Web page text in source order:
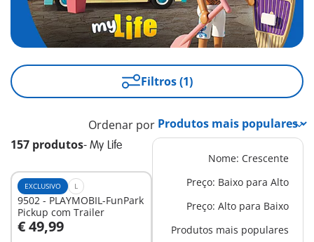
Filtros (1)
157 produtos- My Life
Ordenar por
Nome: Crescente
Preço: Baixo para Alto
Preço: Alto para Baixo
Produtos mais populares
EXCLUSIVO L
9502 - PLAYMOBIL-FunPark
Pickup com Trailer
€ 49,99
Ao carrinho
EXCLUSIVO M
4318 - Garagem
€ 29,99
Ao carrinho